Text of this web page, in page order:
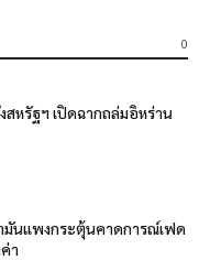
0
หรัฐฯ เปิดฉากถล่มอิหร่าน
มันแพงกระตุ้นคาดการณ์เฟด
า